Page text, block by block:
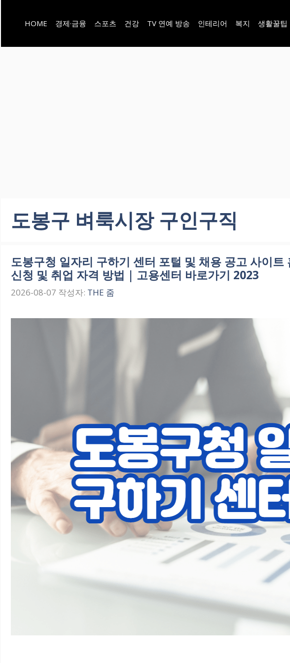
츠
HOME 경제·금융 스포츠 건강 TV 연예 방송 인테리어 복지 생활꿀팁
도봉구 벼룩시장 구인구직
도봉구청 일자리 구하기 센터 포털 및 채용 공고 사이
신청 및 취업 자격 방법 | 고용센터 바로가기 2023
2026-08-07 작성자: THE 줌